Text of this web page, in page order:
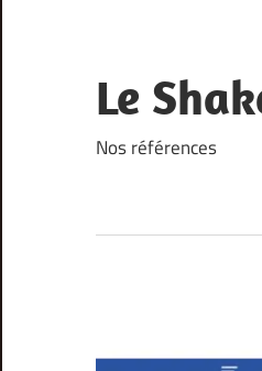
content
Le
Nos références